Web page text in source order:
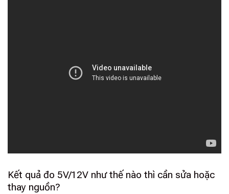
Kết quả đo 5V/12V như thế nào thì cần sửa hoặc
thay nguồn?